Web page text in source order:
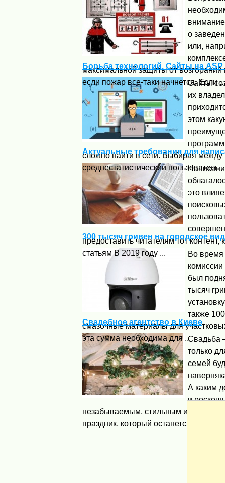
о
или,
максимальной защиты от возгораний
если пожар все-таки начнется. Если ...
Борьба технологий. Сайты на
Сайты
их
этом
сложно найти в сети. Выбирая между
среднестатистический пользователь
Актуальные требования для
это
предоставить читателям тот
статьям В 2019 году ...
300 тысяч гривен на городское
Во время
был
тысяч
также
смазочные материалы для
эта сумма необходима для ...
Свадебное агентство в Киеве
Свадьба
только
семей
А каким
и
незабываемым, стильным и
праздник, который останется в